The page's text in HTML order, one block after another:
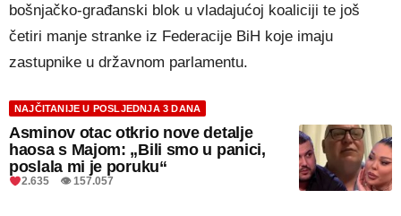
bošnjačko-građanski blok u vladajućoj koaliciji te još
četiri manje stranke iz Federacije BiH koje imaju
zastupnike u državnom parlamentu.
NAJČITANIJE U POSLJEDNJA 3 DANA
Asminov otac otkrio nove detalje
haosa s Majom: „Bili smo u panici,
poslala mi je poruku“
2.635 👁 157.057